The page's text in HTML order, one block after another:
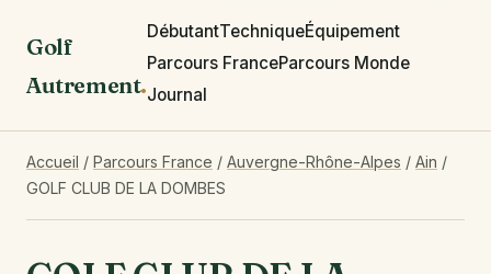
Golf
Autrement.
DébutantTechniqueÉquipement
Parcours FranceParcours Monde
Journal
Accueil / Parcours France / Auvergne-Rhône-Alpes / Ain /
GOLF CLUB DE LA DOMBES